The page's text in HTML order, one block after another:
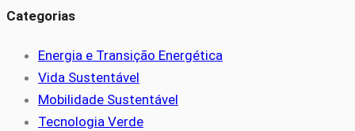
Categorias
Energia e Transição Energética
Vida Sustentável
Mobilidade Sustentável
Tecnologia Verde